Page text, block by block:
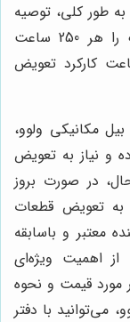
طور کلی، توصیه
می‌شود فیلترهای روغن و هیدرولیک را هر 250 ساعت
فیلترهای هوا را هر 500 ساعت کارکرد تعویض
مکانیکی ولوو،
و نیاز به تعویض
در صورت بروز
به تعویض قطعات
معتبر و باسابقه
از اهمیت ویژه‌ای
مورد قیمت و نحوه
می‌توانید با دفتر